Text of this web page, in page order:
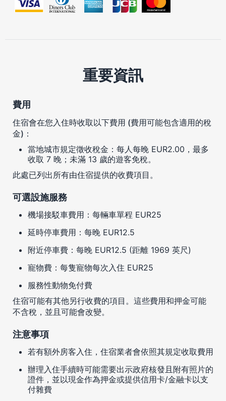
重要資訊
費用
住宿會在您入住時收取以下費用 (費用可能包含適用的稅
金)：
當地城市規定徵收稅金：每人每晚 EUR2.00，最多
收取 7 晚；未滿 13 歲的遊客免稅。
此處已列出所有由住宿提供的收費項目。
可選設施服務
機場接駁車費用：每輛車單程 EUR25
延時停車費用：每晚 EUR12.5
附近停車費：每晚 EUR12.5 (距離 1969 英尺)
寵物費：每隻寵物每次入住 EUR25
服務性動物免付費
住宿可能有其他另行收費的項目。這些費用和押金可能
不含稅，並且可能會改變。
注意事項
若有額外房客入住，住宿業者會依照其規定收取費用
辦理入住手續時可能需要出示政府核發且附有照片的
證件，並以現金作為押金或提供信用卡/金融卡以支
付雜費